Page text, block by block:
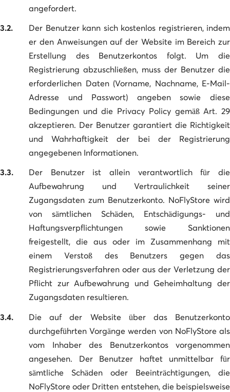
angefordert.
3.2.
Der Benutzer kann sich kostenlos registrieren, indem
er den Anweisungen auf der Website im Bereich zur
Erstellung des Benutzerkontos folgt. Um die
Registrierung abzuschließen, muss der Benutzer die
erforderlichen Daten (Vorname, Nachname, E-Mail-
Adresse und Passwort) angeben sowie diese
Bedingungen und die Privacy Policy gemäß Art. 29
akzeptieren. Der Benutzer garantiert die Richtigkeit
und Wahrhaftigkeit der bei der Registrierung
angegebenen Informationen.
3.3.
Der Benutzer ist allein verantwortlich für die
Aufbewahrung und Vertraulichkeit seiner
Zugangsdaten zum Benutzerkonto. NoFlyStore wird
von sämtlichen Schäden, Entschädigungs- und
Haftungsverpflichtungen sowie Sanktionen
freigestellt, die aus oder im Zusammenhang mit
einem Verstoß des Benutzers gegen das
Registrierungsverfahren oder aus der Verletzung der
Pflicht zur Aufbewahrung und Geheimhaltung der
Zugangsdaten resultieren.
3.4.
Die auf der Website über das Benutzerkonto
durchgeführten Vorgänge werden von NoFlyStore als
vom Inhaber des Benutzerkontos vorgenommen
angesehen. Der Benutzer haftet unmittelbar für
sämtliche Schäden oder Beeinträchtigungen, die
NoFlyStore oder Dritten entstehen, die beispielsweise